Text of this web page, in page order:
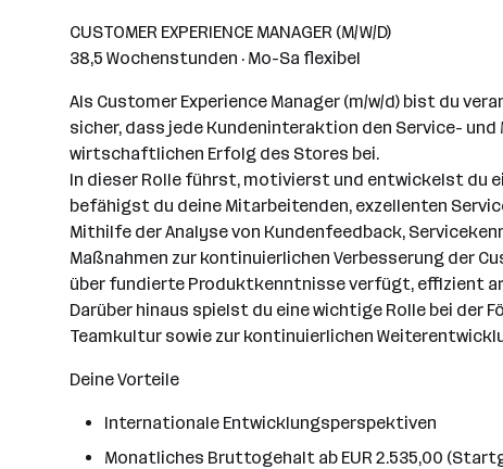
CUSTOMER EXPERIENCE MANAGER (M/W/D)
38,5 Wochenstunden · Mo-Sa flexibel
Als Customer Experience Manager (m/w/d) bist du
sicher, dass jede Kundeninteraktion den Service-
wirtschaftlichen Erfolg des Stores bei.
In dieser Rolle führst, motivierst und entwickelst du
befähigst du deine Mitarbeitenden, exzellenten
Mithilfe der Analyse von Kundenfeedback,
Maßnahmen zur kontinuierlichen Verbesserung der
über fundierte Produktkenntnisse verfügt, effizient
Darüber hinaus spielst du eine wichtige Rolle bei
Teamkultur sowie zur kontinuierlichen
Deine Vorteile
Internationale Entwicklungsperspektiven
Monatliches Bruttogehalt ab EUR 2.535,00